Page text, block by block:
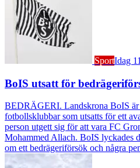
SportIdag
BoIS utsatt för
BEDRÄGERI. Landskrona BoIS är
fotbollsklubbar som utsatts för ett
person utgett sig för att vara FC
Mohammed Allach. BoIS lyckades
om ett bedrägeriförsök och några